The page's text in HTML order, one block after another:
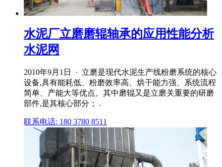
水泥厂立磨磨辊轴承的应用性能分析
水泥网
2010年9月1日 · 立磨是现代水泥生产线粉磨系统的核心
设备,具有能耗低、粉磨效率高、烘干能力强、系统流程
简单、产能大等优点。其中磨辊又是立磨关重要的研磨
部件,是其核心部分； .
联系电话: 180 3780 8511